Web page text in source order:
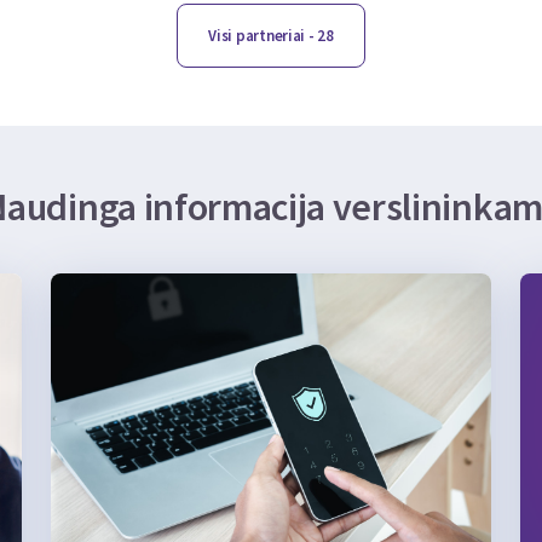
Visi partneriai - 28
informacija